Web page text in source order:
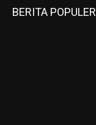
BERITA POPULER